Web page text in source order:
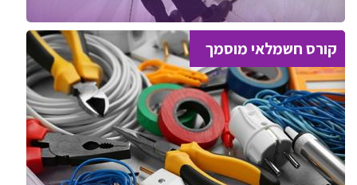
קורס חשמלאי מוסמך